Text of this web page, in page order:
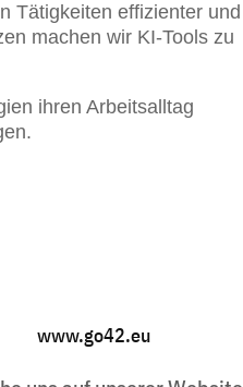
Tätigkeiten effizienter und
machen wir KI-Tools zu
ihren Arbeitsalltag
www.go42.eu